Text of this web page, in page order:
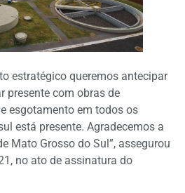
estratégico queremos antecipar
presente com obras de
esgotamento em todos os
está presente. Agradecemos a
Mato Grosso do Sul”, assegurou
no ato de assinatura do